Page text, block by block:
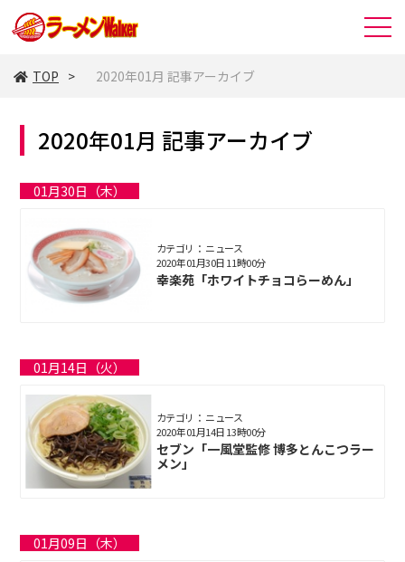
TOP 2020年01月 記事アーカイブ
2020年01月 記事アーカイブ
01月30日（木）
カテゴリ： ニュース
幸楽苑「ホワイトチョコらーめん」
2020年01月30日 11時00分
01月14日（火）
カテゴリ： ニュース
セブン「一風堂監修 博多とんこつラー
メン」
2020年01月14日 13時00分
01月09日（木）